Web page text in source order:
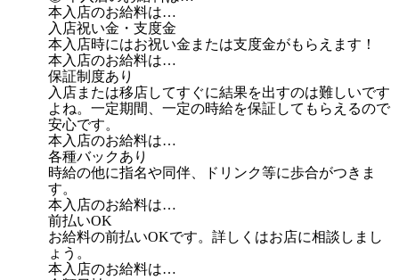
本入店のお給料は…
入店祝い金・支度金
本入店時にはお祝い金または支度金がもらえます！
本入店のお給料は…
保証制度あり
入店または移店してすぐに結果を出すのは難しいです
よね。一定期間、一定の時給を保証してもらえるので
安心です。
本入店のお給料は…
各種バックあり
時給の他に指名や同伴、ドリンク等に歩合がつきま
す。
本入店のお給料は…
前払いOK
お給料の前払いOKです。詳しくはお店に相談しまし
ょう。
本入店のお給料は…